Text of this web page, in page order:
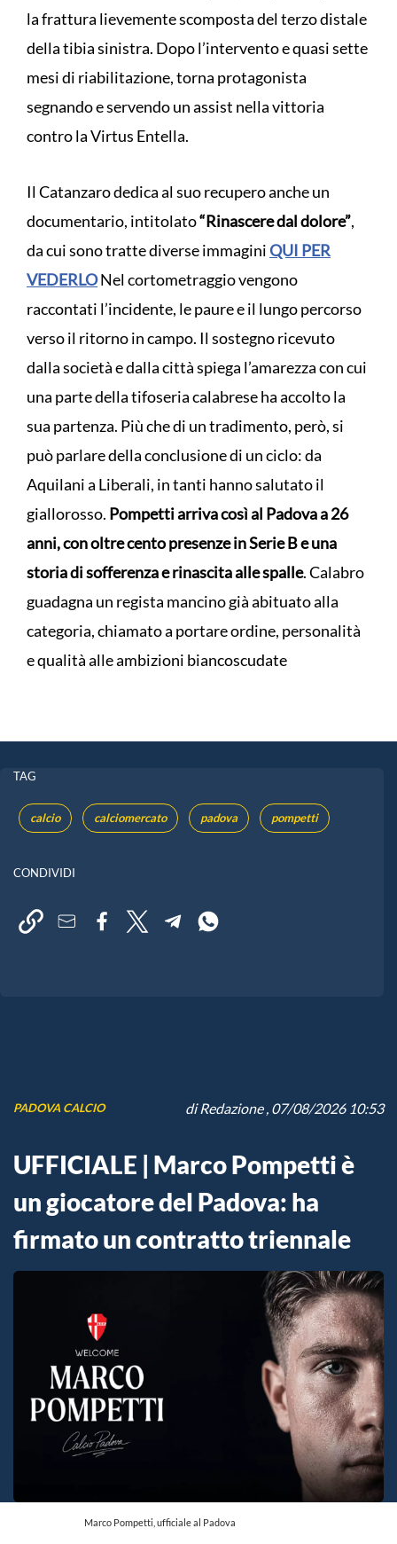
la frattura lievemente scomposta del terzo distale
della tibia sinistra. Dopo l’intervento e quasi sette
mesi di riabilitazione, torna protagonista
segnando e servendo un assist nella vittoria
contro la Virtus Entella.
Il Catanzaro dedica al suo recupero anche un
documentario, intitolato“Rinascere dal dolore”,
da cui sono tratte diverse immaginiQUI PER
VEDERLONel cortometraggio vengono
raccontati l’incidente, le paure e il lungo percorso
verso il ritorno in campo. Il sostegno ricevuto
dalla società e dalla città spiega l’amarezza con cui
una parte della tifoseria calabrese ha accolto la
sua partenza. Più che di un tradimento, però, si
può parlare della conclusione di un ciclo: da
Aquilani a Liberali, in tanti hanno salutato il
giallorosso. Pompetti arriva così al Padova a 26
anni, con oltre cento presenze in Serie B e una
storia di sofferenza e rinascita alle spalle. Calabro
guadagna un regista mancino già abituato alla
categoria, chiamato a portare ordine, personalità
e qualità alle ambizioni biancoscudate
TAG
calcio calciomercato padova pompetti
CONDIVIDI
PADOVA CALCIO diRedazione, 07/08/2026 10:53
UFFICIALE | Marco Pompetti è
un giocatore del Padova: ha
firmato un contratto triennale
Marco Pompetti, ufficiale al Padova